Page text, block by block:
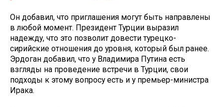
Он добавил, что приглашения могут быть направлены
в любой момент. Президент Турции выразил
надежду, что это позволит довести турецко-
сирийские отношения до уровня, который был ранее.
Эрдоган добавил, что у Владимира Путина есть
взгляды на проведение встречи в Турции, свои
подходы к этому вопросу есть и у премьер-министра
Ирака.